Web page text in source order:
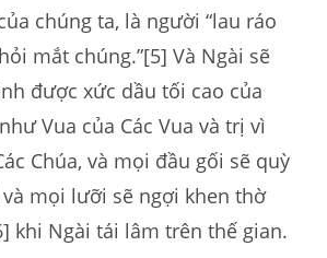
chúng ta, là người “lau ráo
mắt chúng.”[5] Và Ngài sẽ
được xức dầu tối cao của
Vua của Các Vua và trị vì
Chúa, và mọi đầu gối sẽ quỳ
mọi lưỡi sẽ ngợi khen thờ
khi Ngài tái lâm trên thế gian.